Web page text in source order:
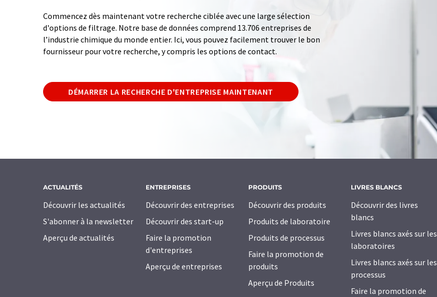
Commencez dès maintenant votre recherche ciblée avec une large sélection
d'options de filtrage. Notre base de données comprend 13.706 entreprises de
l’industrie chimique du monde entier. Ici, vous pouvez facilement trouver le bon
fournisseur pour votre recherche, y compris les options de contact.
DÉMARRER LA RECHERCHE D'ENTREPRISE MAINTENANT
ACTUALITÉS
Découvrir les actualités
S'abonner à la newsletter
Aperçu de actualités
ENTREPRISES
Découvrir des entreprises
Découvrir des start-up
Faire la promotion
d'entreprises
Aperçu de entreprises
PRODUITS
Découvrir des produits
Produits de laboratoire
Produits de processus
Faire la promotion de
produits
Aperçu de Produits
LIVRES BLANCS
Découvrir des livres
blancs
Livres blancs axés sur les
laboratoires
Livres blancs axés sur les
processus
Faire la promotion de